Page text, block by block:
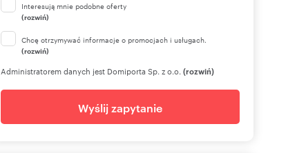
Interesują mnie podobne oferty
(rozwiń)
Chcę otrzymywać informacje o promocjach i usługach.
(rozwiń)
Administratorem danych jest Domiporta Sp. z o.o. (rozwiń)
Wyślij zapytanie